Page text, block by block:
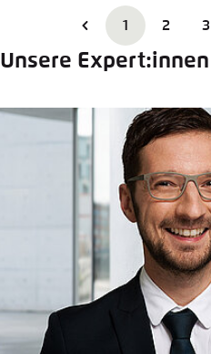
1 2 3
Unsere Expert:innen